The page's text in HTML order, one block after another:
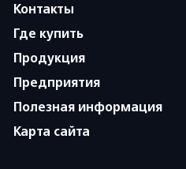
Контакты
Где купить
Продукция
Предприятия
Полезная информация
Карта сайта